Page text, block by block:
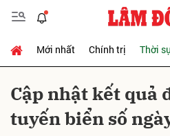
Mới nhất Chính trị Thời
Cập nhật kết quả
tuyến biển số
Gửi bình luận